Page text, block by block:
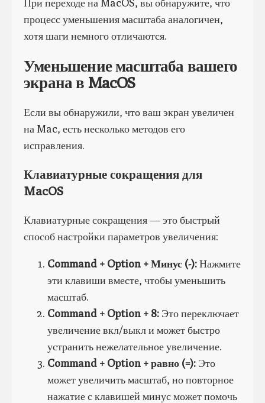
При переходе на MacOS, вы обнаружите, что
процесс уменьшения масштаба аналогичен,
хотя шаги немного отличаются.
Уменьшение масштаба вашего
экрана в MacOS
Если вы обнаружили, что ваш экран увеличен
на Mac, есть несколько методов его
исправления.
Клавиатурные сокращения для
MacOS
Клавиатурные сокращения — это быстрый
способ настройки параметров увеличения:
Command + Option + Минус (-):Нажмите
эти клавиши вместе, чтобы уменьшить
масштаб.
Command + Option + 8: Это переключает
увеличение вкл/выкл и может быстро
устранить нежелательное увеличение.
Command + Option + равно (=): Это
может увеличить масштаб, но повторное
нажатие с клавишей минус может помочь